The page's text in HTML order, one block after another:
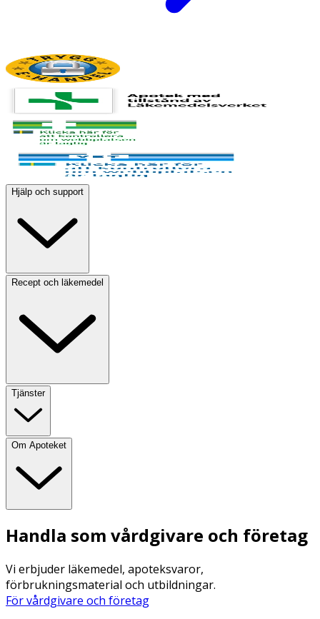
Hjälp och support
Recept och läkemedel
Tjänster
Om Apoteket
Handla som vårdgivare och företag
Vi erbjuder läkemedel, apoteksvaror,
förbrukningsmaterial och utbildningar.
För vårdgivare och företag